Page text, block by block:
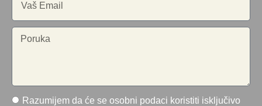
Razumijem da će se osobni podaci koristiti isključivo